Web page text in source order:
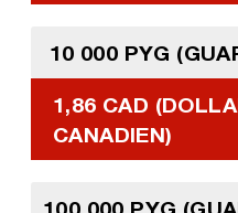
10 000 PYG
1,86 CAD
CANADIEN)
100 000 PYG